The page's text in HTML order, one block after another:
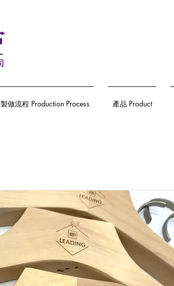
製做流程 Production Process 產品 Product